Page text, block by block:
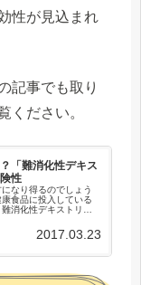
性が見込まれ
記事でも取り
ください。
「難消化性デキス
性
なり得るのでしょう
食品に投入している
消化性デキストリン
ていく・・・と言われ
ています...2017.03.23